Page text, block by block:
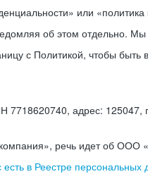
или
об этом отдельно. Мы
с Политикой, чтобы
адрес: 125047, г.
речь идет об ООО
есть в Реестре